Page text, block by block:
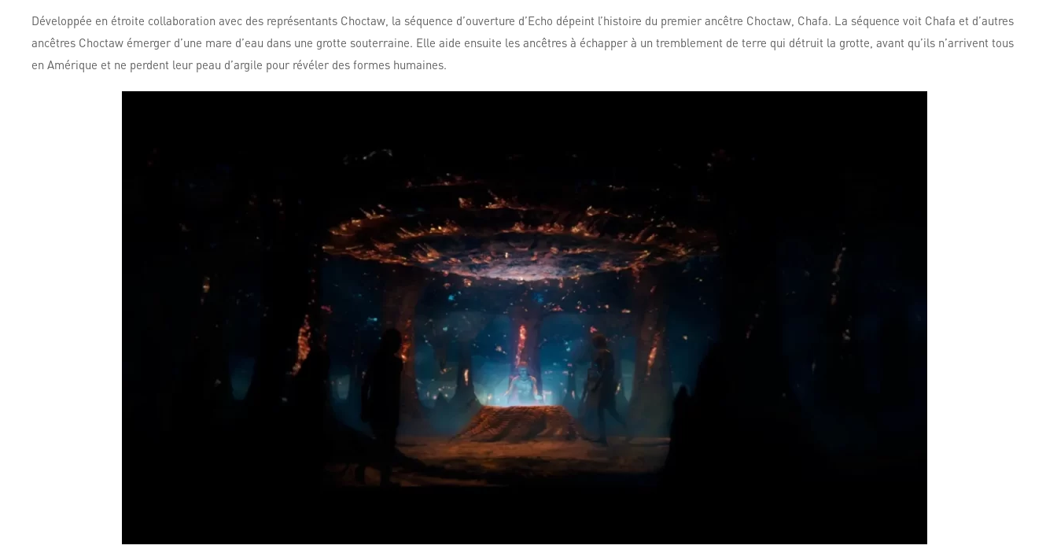
Développée en étroite collaboration avec des représentants Choctaw, la séquence d’ouverture d’Echo dépeint l’histoire du premier ancêtre Choctaw, Chafa. La séquence voit Chafa et d’autres
ancêtres Choctaw émerger d’une mare d’eau dans une grotte souterraine. Elle aide ensuite les ancêtres à échapper à un tremblement de terre qui détruit la grotte, avant qu’ils n’arrivent tous
en Amérique et ne perdent leur peau d’argile pour révéler des formes humaines.